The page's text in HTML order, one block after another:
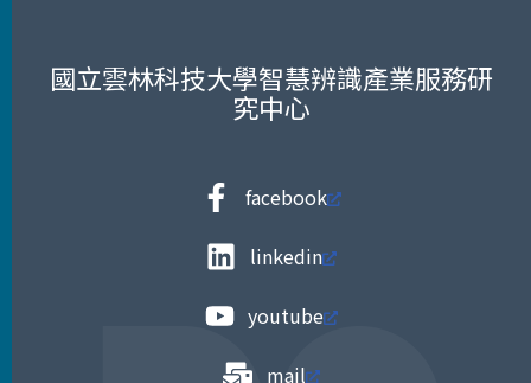
國立雲林科技大學智慧辨識產業服務研
究中心
facebook
linkedin
youtube
mail